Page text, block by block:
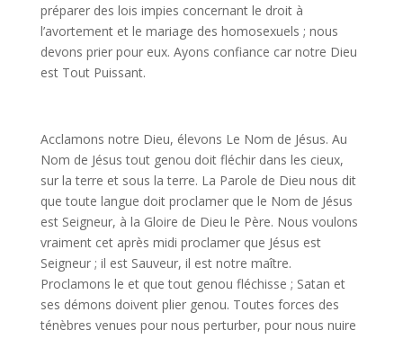
préparer des lois impies concernant le droit à
l’avortement et le mariage des homosexuels ; nous
devons prier pour eux. Ayons confiance car notre Dieu
est Tout Puissant.
Acclamons notre Dieu, élevons Le Nom de Jésus. Au
Nom de Jésus tout genou doit fléchir dans les cieux,
sur la terre et sous la terre. La Parole de Dieu nous dit
que toute langue doit proclamer que le Nom de Jésus
est Seigneur, à la Gloire de Dieu le Père. Nous voulons
vraiment cet après midi proclamer que Jésus est
Seigneur ; il est Sauveur, il est notre maître.
Proclamons le et que tout genou fléchisse ; Satan et
ses démons doivent plier genou. Toutes forces des
ténèbres venues pour nous perturber, pour nous nuire